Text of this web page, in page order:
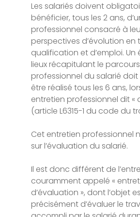
Les salariés doivent
bénéficier, tous les 2 ans,
professionnel consacré à
perspectives d’évolution en
qualification et d’emploi. Un
lieux récapitulant le parcours
professionnel du salarié doit
être réalisé tous les 6 ans,
entretien professionnel dit «
(article L6315-1 du code du
Cet entretien professionnel
sur l’évaluation du salarié.
Il est donc différent de
couramment appelé «
d’évaluation », dont l’objet
précisément d’évaluer le